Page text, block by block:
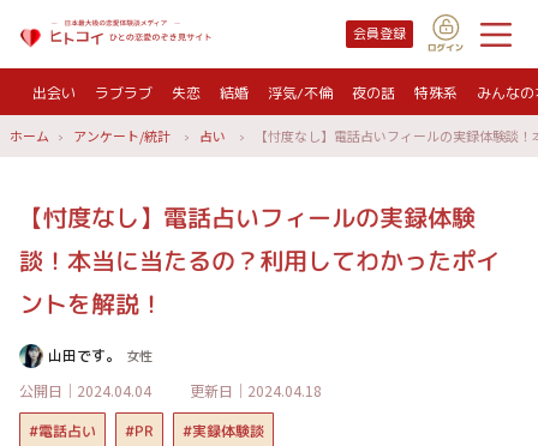
会員登録
出会い ラブラブ 失恋 結婚 浮気/不倫 夜の話 特殊系 みんな
ホーム アンケート/統計 占い 【忖度なし】電話占いフィールの実録体験談
【忖度なし】電話占いフィールの実録体験
談！本当に当たるの？利用してわかったポイ
ントを解説！
山田です。 女性
公開日｜2024.04.04 更新日｜2024.04.18
#電話占い #PR #実録体験談